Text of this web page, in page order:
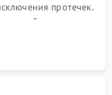
протечек.
системы,
поплавка.